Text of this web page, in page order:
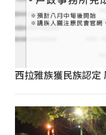
西拉雅族獲民族認定